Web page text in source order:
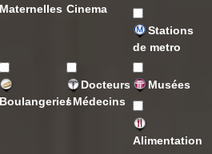
Maternelles Cinema
Stations
de metro
Boulangeries
Docteurs
/ Médecins
Musées
Alimentation